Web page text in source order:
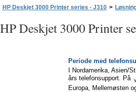
HP Deskjet 3000 Printer series - J310 >
HP Deskjet 3000 Printer
Periode med
I Nordamerika, Asien/
års telefonsupport. På
Europa, Mellemøsten